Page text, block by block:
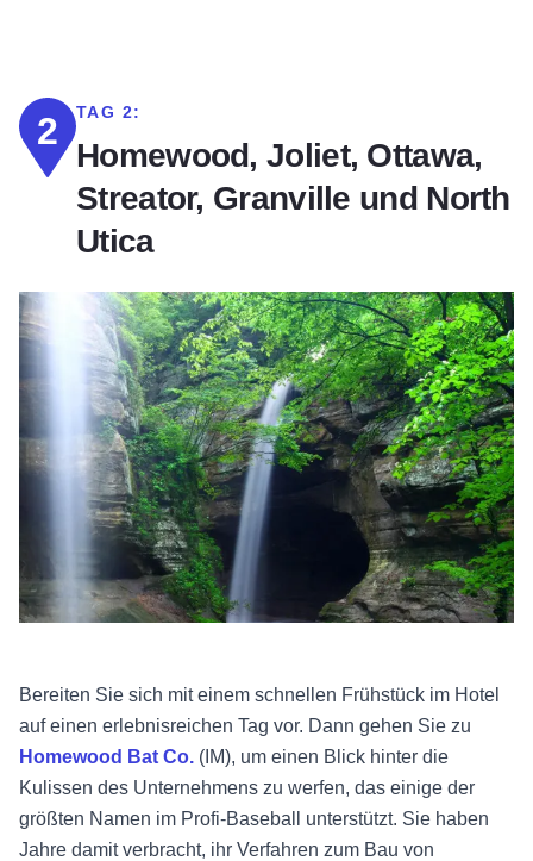
2 TAG 2:
Homewood, Joliet, Ottawa,
Streator, Granville und North
Utica
Bereiten Sie sich mit einem schnellen Frühstück im Hotel
auf einen erlebnisreichen Tag vor. Dann gehen Sie zu
Homewood Bat Co. (IM), um einen Blick hinter die
Kulissen des Unternehmens zu werfen, das einige der
größten Namen im Profi-Baseball unterstützt. Sie haben
Jahre damit verbracht, ihr Verfahren zum Bau von